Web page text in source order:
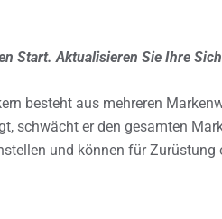
Start. Aktualisieren Sie Ihre
besteht aus mehreren
schwächt er den gesamten
und können für Zurüstung